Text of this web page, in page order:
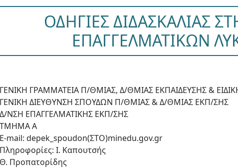
ΟΔΗΓΙΕΣ ΔΙΔΑΣΚΑΛΙΑΣ
ΕΠΑΓΓΕΛΜΑΤΙΚΩΝ
ΓΕΝΙΚΗ ΓΡΑΜΜΑΤΕΙΑ Π/ΘΜΙΑΣ, Δ/ΘΜΙΑΣ ΕΚΠΑΙΔΕΥΣΗΣ &
ΓΕΝΙΚΗ ΔΙΕΥΘΥΝΣΗ ΣΠΟΥΔΩΝ Π/ΘΜΙΑΣ & Δ/ΘΜΙΑΣ ΕΚΠ/ΣΗΣ
Δ/ΝΣΗ ΕΠΑΓΓΕΛΜΑΤΙΚΗΣ ΕΚΠ/ΣΗΣ
ΤΜΗΜΑ Α
E-mail: depek_spoudon(ΣΤΟ)minedu.gov.gr
Πληροφορίες: Ι. Καπουτσής
Θ. Προπατορίδης